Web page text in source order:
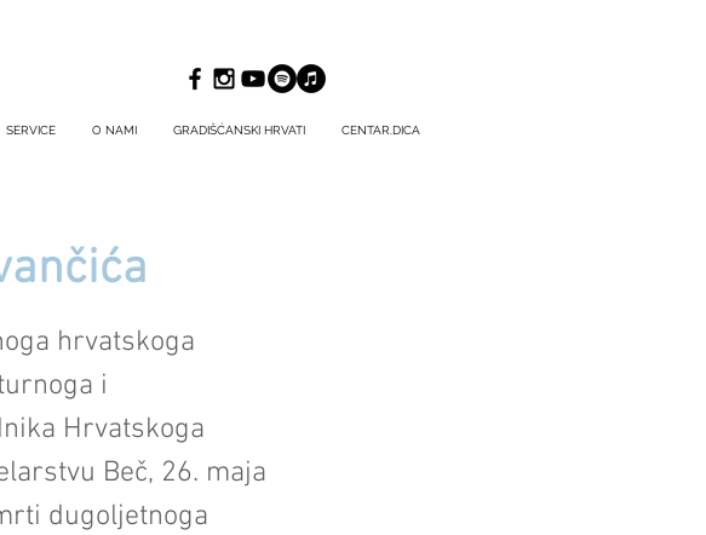
SERVICE O NAMI GRADIŠĆANSKI HRVATI CENTAR.DICA
hrvatskoga
i
Hrvatskoga
Beč, 26. maja
dugoljetnoga